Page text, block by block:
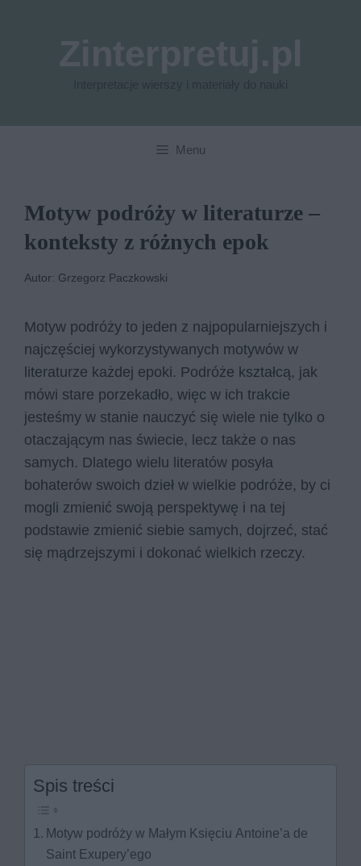
Menu
Motyw podróży w literaturze –
konteksty z różnych epok
Autor: Grzegorz Paczkowski
Motyw podróży to jeden z najpopularniejszych i
najczęściej wykorzystywanych motywów w
literaturze każdej epoki. Podróże kształcą, jak
mówi stare porzekadło, więc w ich trakcie
jesteśmy w stanie nauczyć się wiele nie tylko o
otaczającym nas świecie, lecz także o nas
samych. Dlatego wielu literatów posyła
bohaterów swoich dzieł w wielkie podróże, by ci
mogli zmienić swoją perspektywę i na tej
podstawie zmienić siebie samych, dojrzeć, stać
się mądrzejszymi i dokonać wielkich rzeczy.
Spis treści
Motyw podróży w Małym Księciu Antoine’a de
Saint Exupery’ego